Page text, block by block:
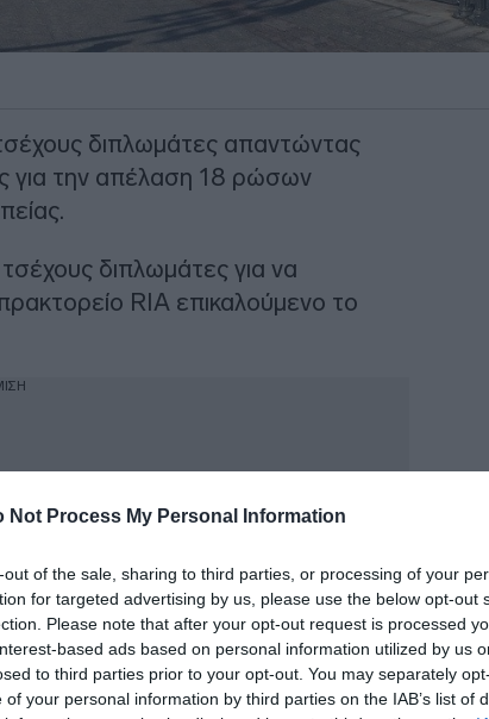
Not Process My Personal Information
out of the sale, sharing to third parties, or processing of your
for targeted advertising by us, please use the below opt-out
Please note that after your opt-out request is processed
based ads based on personal information utilized by us
to third parties prior to your opt-out. You may separately
your personal information by third parties on the IAB’s list of
διπλωμάτες απαντώντας
για την απέλαση 18 ρώσων
διπλωμάτες για να
RIA επικαλούμενο το